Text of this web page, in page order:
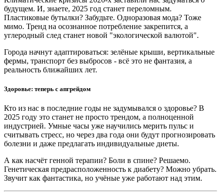
будущем. И, знаете, 2025 год станет переломным.
Пластиковые бутылки? Забудьте. Одноразовая мода? Тоже
мимо. Тренд на осознанное потребление закрепится, а
углеродный след станет новой "экологической валютой".
Города начнут адаптироваться: зелёные крыши, вертикальные
фермы, транспорт без выбросов - всё это не фантазия, а
реальность ближайших лет.
Здоровье: теперь с апгрейдом
Кто из нас в последние годы не задумывался о здоровье? В
2025 году это станет не просто трендом, а полноценной
индустрией. Умные часы уже научились мерить пульс и
считывать стресс, но через два года они будут прогнозировать
болезни и даже предлагать индивидуальные диеты.
А как насчёт генной терапии? Боли в спине? Решаемо.
Генетическая предрасположенность к диабету? Можно убрать.
Звучит как фантастика, но учёные уже работают над этим.